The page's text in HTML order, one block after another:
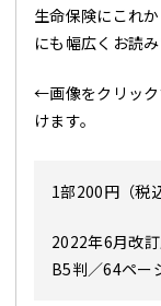
生命保険にこれ
にも幅広くお読み
←画像をクリック
けます。
1部200円（税
2022年6月改
B5判／64ペー